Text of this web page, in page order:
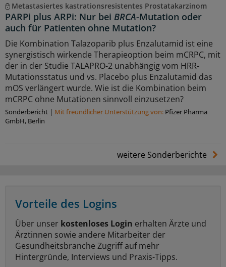
Metastasiertes kastrationsresistentes Prostatakarzinom
PARPi plus ARPi: Nur bei BRCA-Mutation oder
auch für Patienten ohne Mutation?
Die Kombination Talazoparib plus Enzalutamid ist eine
synergistisch wirkende Therapieoption beim mCRPC, mit
der in der Studie TALAPRO-2 unabhängig vom HRR-
Mutationsstatus und vs. Placebo plus Enzalutamid das
mOS verlängert wurde. Wie ist die Kombination beim
mCRPC ohne Mutationen sinnvoll einzusetzen?
Sonderbericht | Mit freundlicher Unterstützung von: Pfizer Pharma
GmbH, Berlin
weitere Sonderberichte
Vorteile des Logins
Über unser kostenloses Login erhalten Ärzte und
Ärztinnen sowie andere Mitarbeiter der
Gesundheitsbranche Zugriff auf mehr
Hintergründe, Interviews und Praxis-Tipps.